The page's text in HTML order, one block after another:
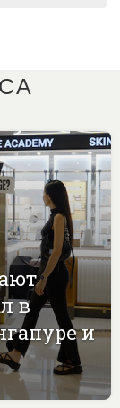
в
и